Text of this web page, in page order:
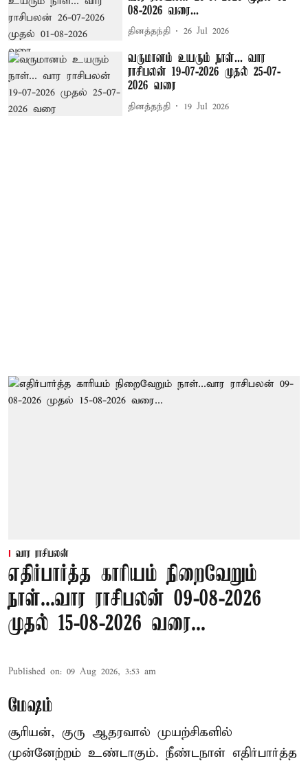
08-2026 வரை...
தினத்தந்தி 26 Jul 2026
வருமானம் உயரும் நாள்... வார
ராசிபலன் 19-07-2026 முதல் 25-07-
2026 வரை
தினத்தந்தி 19 Jul 2026
வார ராசிபலன்
எதிர்பார்த்த காரியம் நிறைவேறும்
நாள்...வார ராசிபலன் 09-08-2026
முதல் 15-08-2026 வரை...
Published on: 09 Aug 2026, 3:53 am
மேஷம்
சூரியன், குரு ஆதரவால் முயற்சிகளில்
முன்னேற்றம் உண்டாகும். நீண்டநாள் எதிர்பார்த்த